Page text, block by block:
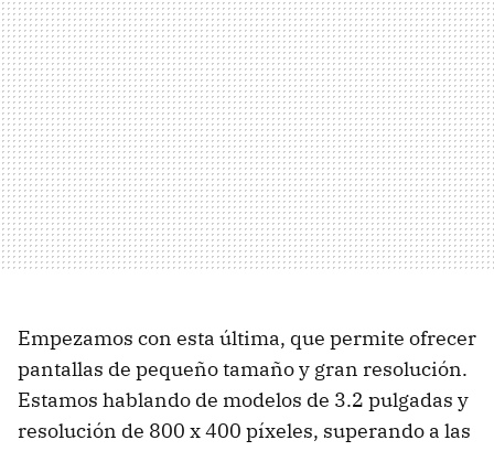
Empezamos con esta última, que permite ofrecer
pantallas de pequeño tamaño y gran resolución.
Estamos hablando de modelos de 3.2 pulgadas y
resolución de 800 x 400 píxeles, superando a las